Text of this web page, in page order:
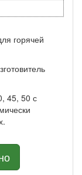
горячей
45, 50 с